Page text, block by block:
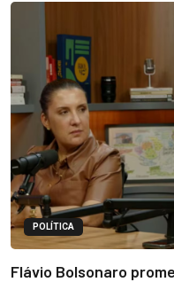
POLÍTICA
Flávio Bolsonaro